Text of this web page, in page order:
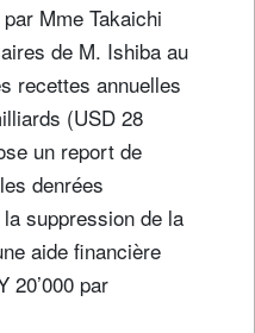
Mme Takaichi
de M. Ishiba au
recettes annuelles
(USD 28
un report de
denrées
suppression de la
aide financière
20’000 par